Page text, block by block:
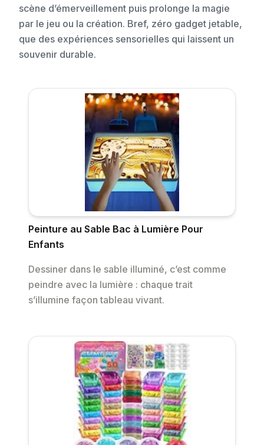
scène d’émerveillement puis prolonge la magie
par le jeu ou la création. Bref, zéro gadget jetable,
que des expériences sensorielles qui laissent un
souvenir durable.
Peinture au Sable Bac à Lumière Pour
Enfants
Dessiner dans le sable illuminé, c’est comme
peindre avec la lumière : chaque trait
s’illumine façon tableau vivant.